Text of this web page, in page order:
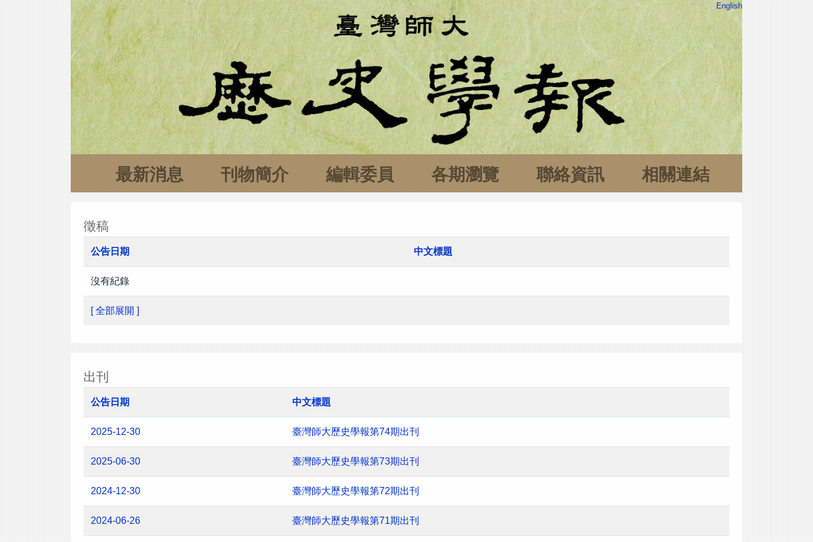
English
最新消息 刊物簡介 編輯委員 各期瀏覽 聯絡資訊 相關連結
徵稿
公告日期 中文標題
沒有紀錄
[ 全部展開 ]
出刊
公告日期 中文標題
2025-12-30 臺灣師大歷史學報第74期出刊
2025-06-30 臺灣師大歷史學報第73期出刊
2024-12-30 臺灣師大歷史學報第72期出刊
2024-06-26 臺灣師大歷史學報第71期出刊